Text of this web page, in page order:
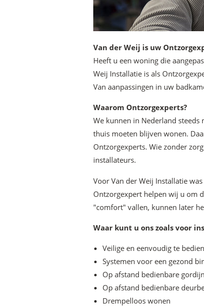
Van der Weij is uw
Heeft u een woning die
Weij Installatie is als
Van aanpassingen in uw
Waarom Ontzorgexperts?
We kunnen in Nederland
thuis moeten blijven wonen.
Ontzorgexperts. Wie zonder
installateurs.
Voor Van der Weij Installatie
Ontzorgexpert helpen wij u om
"comfort" vallen, kunnen later
Waar kunt u ons zoals voor
Veilige en eenvoudig te
Systemen voor een gezond
Op afstand bedienbare
Op afstand bedienbare
Drempelloos wonen